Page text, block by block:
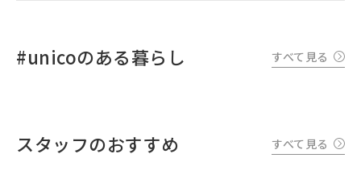
#unicoのある暮らし すべて見る
スタッフのおすすめ すべて見る